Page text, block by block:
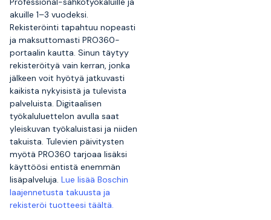
akuille 1–3 vuodeksi.
Rekisteröinti tapahtuu nopeasti
ja maksuttomasti PRO360-
portaalin kautta. Sinun täytyy
rekisteröityä vain kerran, jonka
jälkeen voit hyötyä jatkuvasti
kaikista nykyisistä ja tulevista
palveluista. Digitaalisen
työkaluluettelon avulla saat
yleiskuvan työkaluistasi ja niiden
takuista. Tulevien päivitysten
myötä PRO360 tarjoaa lisäksi
käyttöösi entistä enemmän
lisäpalveluja. Lue lisää Boschin
laajennetusta takuusta ja
rekisteröi tuotteesi täältä.